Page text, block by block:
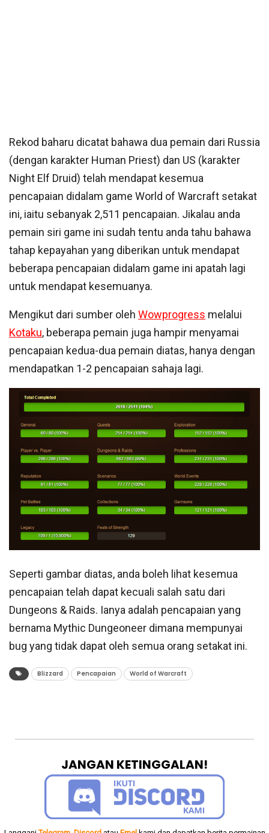
Rekod baharu dicatat bahawa dua pemain dari Russia
(dengan karakter Human Priest) dan US (karakter
Night Elf Druid) telah mendapat kesemua
pencapaian didalam game World of Warcraft setakat
ini, iaitu sebanyak 2,511 pencapaian. Jikalau anda
pemain siri game ini sudah tentu anda tahu bahawa
tahap kepayahan yang diberikan untuk mendapat
beberapa pencapaian didalam game ini apatah lagi
untuk mendapat kesemuanya.
Mengikut dari sumber oleh Wowprogress melalui
Kotaku, beberapa pemain juga hampir menyamai
pencapaian kedua-dua pemain diatas, hanya dengan
mendapatkan 1-2 pencapaian sahaja lagi.
Seperti gambar diatas, anda boleh lihat kesemua
pencapaian telah dapat kecuali salah satu dari
Dungeons & Raids. Ianya adalah pencapaian yang
bernama Mythic Dungeoneer dimana mempunyai
bug yang tidak dapat oleh semua orang setakat ini.
Blizzard Pencapaian World of Warcraft
JANGAN KETINGGALAN!